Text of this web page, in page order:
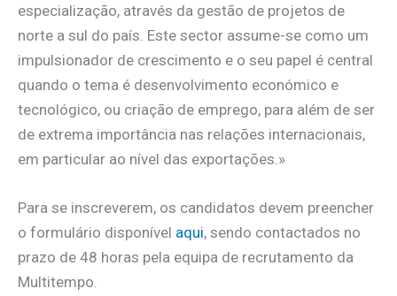
especialização, através da gestão de projetos de
norte a sul do país. Este sector assume-se como um
impulsionador de crescimento e o seu papel é central
quando o tema é desenvolvimento económico e
tecnológico, ou criação de emprego, para além de ser
de extrema importância nas relações internacionais,
em particular ao nível das exportações.»
Para se inscreverem, os candidatos devem preencher
o formulário disponível aqui, sendo contactados no
prazo de 48 horas pela equipa de recrutamento da
Multitempo.